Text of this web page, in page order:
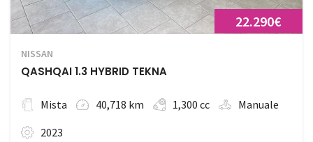
22.290€
NISSAN
QASHQAI 1.3 HYBRID TEKNA
Mista 40,718 km 1,300 cc
Manuale
2023